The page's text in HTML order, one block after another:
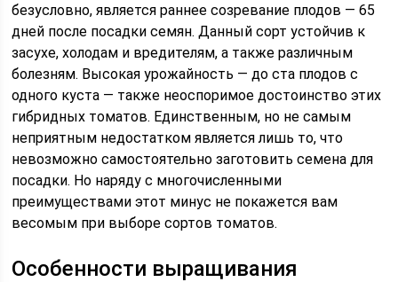
безусловно, является раннее созревание плодов — 65
дней после посадки семян. Данный сорт устойчив к
засухе, холодам и вредителям, а также различным
болезням. Высокая урожайность — до ста плодов с
одного куста — также неоспоримое достоинство этих
гибридных томатов. Единственным, но не самым
неприятным недостатком является лишь то, что
невозможно самостоятельно заготовить семена для
посадки. Но наряду с многочисленными
преимуществами этот минус не покажется вам
весомым при выборе сортов томатов.
Особенности выращивания